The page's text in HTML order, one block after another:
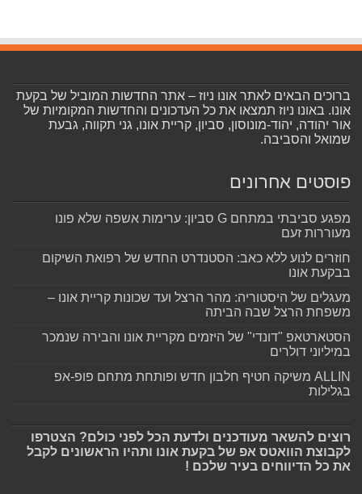
ברוכים הבאים לאתר אונו ניוז – אתר החדשות המוביל של בקעת
אונו. באונו ניוז תמצאו את כל העדכונים והחדשות המקומיות של
אור יהודה, יהוד-מונוסון, סביון, קריית אונו, גני תקווה, גבעת
שמואל והסביבה.
פוסטים אחרונים
מפגע סביבתי במתחם G סביון: ערימות אשפה שלא פונו
מעוררות זעם
חוזרים לנוע ללא כאב: הסטנדרט החדש של רפואת השיקום
בבקעת אונו
מעגלים של היסטוריה: מהר הרצל ועד שכונות קריית אונו –
משפחת הרצל שבה הביתה
הסטארטאפ "דונדי" של היזמים מקריית אונו והבירה שנמכר
במיליוני דולרים
ALLIN משיקה חטיף חלבון חדש ופותחת מתחם פופ-אפ
בגלילות
רוצים להשאר מעודכנים ולדעת הכל לפני כולם? הצטרפו
לקבוצת הוואטס אפ של בקעת אונו ותהיו הראשונים לקבל
את כל הדיווחים בעיר שלכם !